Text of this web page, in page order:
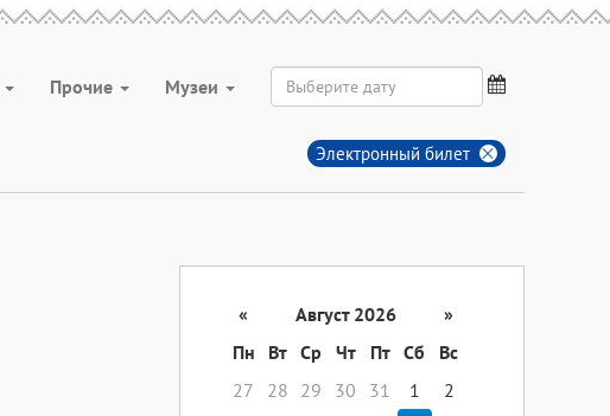
Прочие Музеи
Электронный билет
« Август 2026
»
Пн
Вт Ср Чт Пт Сб
Вс
27
28 29 30 31 1
2